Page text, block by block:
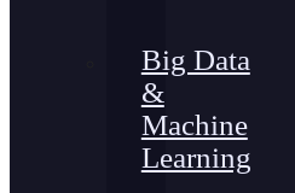
Big Data
&
Machine
Learning